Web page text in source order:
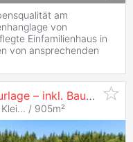
am
von
Einfamilienhaus in
von ansprechenden
Baugrundstück in sonniger Naturlage – inkl. Baugenehmigung für ein modernes Eigenheim
/ 905m²